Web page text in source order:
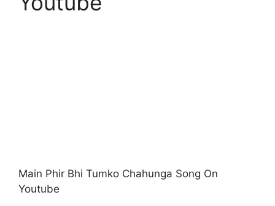
Main Phir Bhi Tumko Chahunga Song On
Youtube